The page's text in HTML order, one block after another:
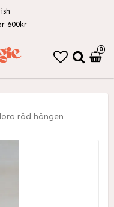
600kr
0
röd hängen